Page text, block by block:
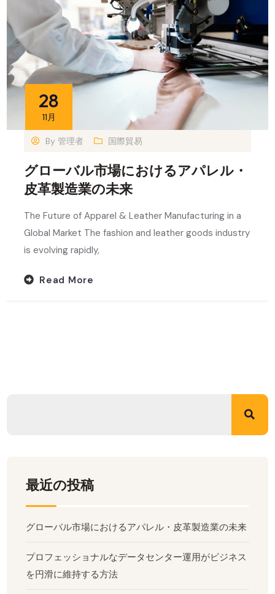
28
11月
By 管理者 国際貿易
グローバル市場におけるアパレル・
皮革製造業の未来
The Future of Apparel & Leather Manufacturing in a
Global Market The fashion and leather goods industry
is evolving rapidly,
Read More
最近の投稿
グローバル市場におけるアパレル・皮革製造業の未来
プロフェッショナルなデータセンター運用がビジネス
を円滑に維持する方法